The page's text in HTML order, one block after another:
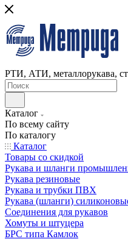
РТИ, АТИ, металлорукава,
Каталог
По всему сайту
По каталогу
Каталог
Товары со скидкой
Рукава и шланги
Рукава резиновые
Рукава и трубки ПВХ
Рукава (шланги)
Соединения для рукавов
Хомуты и штуцера
БРС типа Камлок